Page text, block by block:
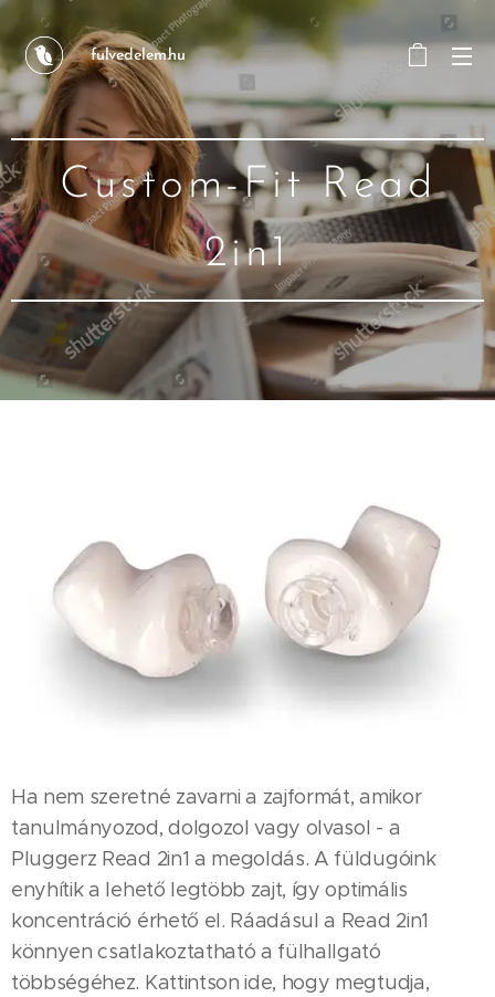
fulvedelem.hu
Custom-Fit Read
2in1
Ha nem szeretné zavarni a zajformát, amikor
tanulmányozod, dolgozol vagy olvasol - a
Pluggerz Read 2in1 a megoldás. A füldugóink
enyhítik a lehető legtöbb zajt, így optimális
koncentráció érhető el. Ráadásul a Read 2in1
könnyen csatlakoztatható a fülhallgató
többségéhez. Kattintson ide, hogy megtudja,